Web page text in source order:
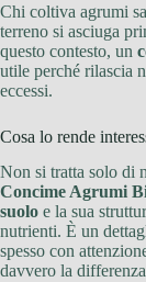
Chi coltiva agrumi
terreno si asciuga
questo contesto, un
utile perché rilascia
eccessi.
Cosa lo rende
Non si tratta solo di
Concime Agrumi
suolo e la sua
nutrienti. È un
spesso con
davvero la